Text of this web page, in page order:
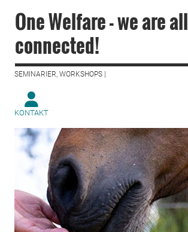
One Welfare - we are all
connected!
SEMINARIER, WORKSHOPS |
KONTAKT